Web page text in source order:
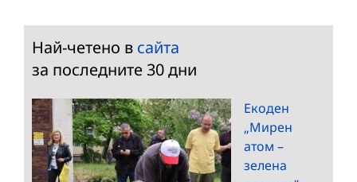
Най-четено в сайта
за последните 30 дни
Екоден
„Мирен
атом –
зелена